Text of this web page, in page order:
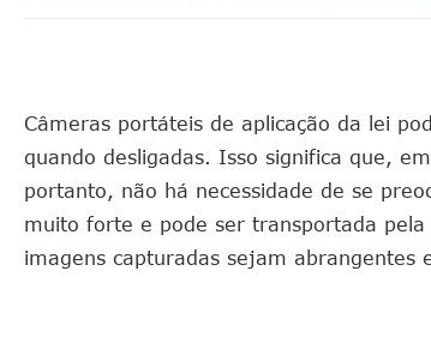
Câmeras portáteis de aplicação da lei
quando desligadas. Isso significa que,
portanto, não há necessidade de se
muito forte e pode ser transportada
imagens capturadas sejam abrangentes